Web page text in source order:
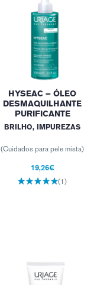
HYSEAC – ÓLEO
DESMAQUILHANTE
PURIFICANTE
BRILHO, IMPUREZAS
(Cuidados para pele mista)
19,26€
(1)